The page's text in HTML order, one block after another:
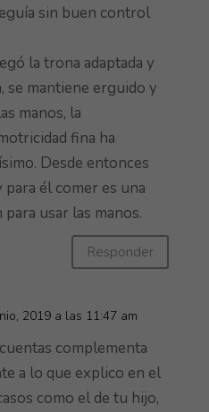
sin buen control
la trona adaptada y
se mantiene erguido y
manos, la
fina ha
Desde entonces
para él comer es una
usar las manos.
Responder
2019 a las 11:47 am
complementa
a lo que explico en el
como el de tu hijo,